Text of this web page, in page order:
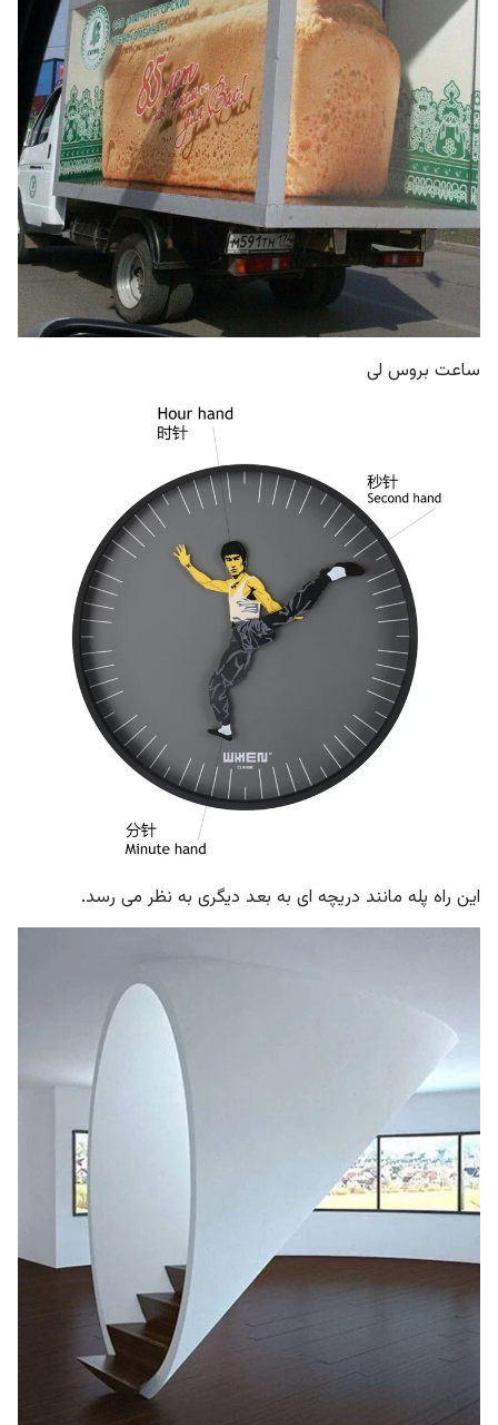
ساعت بروس لی
این راه پله مانند دریچه ای به بعد دیگری به نظر می رسد.